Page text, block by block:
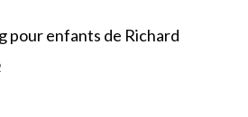
pour enfants de Richard